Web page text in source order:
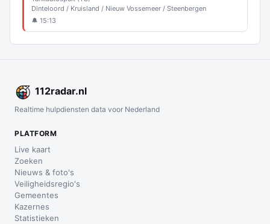
Dinteloord / Kruisland / Nieuw Vossemeer / Steenbergen
🔔 15:13
112radar.nl
Realtime hulpdiensten data voor Nederland
PLATFORM
Live kaart
Zoeken
Nieuws & foto's
Veiligheidsregio's
Gemeentes
Kazernes
Statistieken